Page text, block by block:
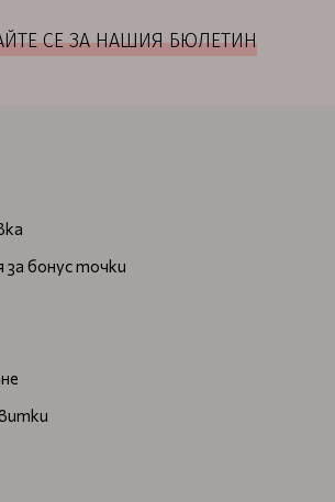
СЕ ЗА НАШИЯ БЮЛЕТИН
за бонус точки